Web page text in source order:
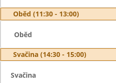
Oběd (11:30 - 13:00)
Oběd
Svačina (14:30 - 15:00)
Svačina